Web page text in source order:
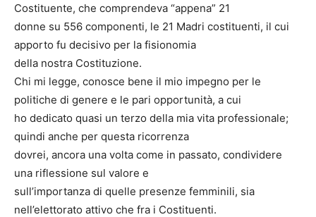
Costituente, che comprendeva “appena” 21
donne su 556 componenti, le 21 Madri costituenti, il cui
apporto fu decisivo per la fisionomia
della nostra Costituzione.
Chi mi legge, conosce bene il mio impegno per le
politiche di genere e le pari opportunità, a cui
ho dedicato quasi un terzo della mia vita professionale;
quindi anche per questa ricorrenza
dovrei, ancora una volta come in passato, condividere
una riflessione sul valore e
sull’importanza di quelle presenze femminili, sia
nell’elettorato attivo che fra i Costituenti.